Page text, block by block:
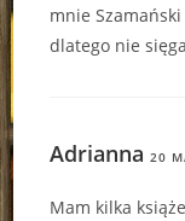
mnie
dlatego nie
Adrianna 20
Mam kilka